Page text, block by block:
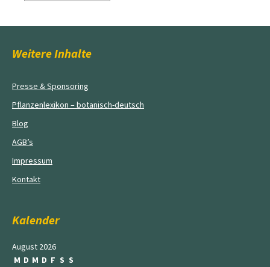
Weitere Inhalte
Presse & Sponsoring
Pflanzenlexikon – botanisch-deutsch
Blog
AGB’s
Impressum
Kontakt
Kalender
August 2026
M D M D F S S